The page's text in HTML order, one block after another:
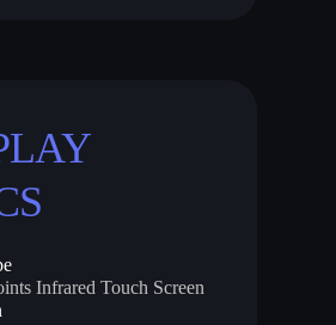
Infrared Touch Screen